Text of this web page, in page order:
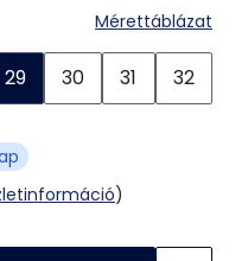
Mérettáblázat
29 30 31 32
)